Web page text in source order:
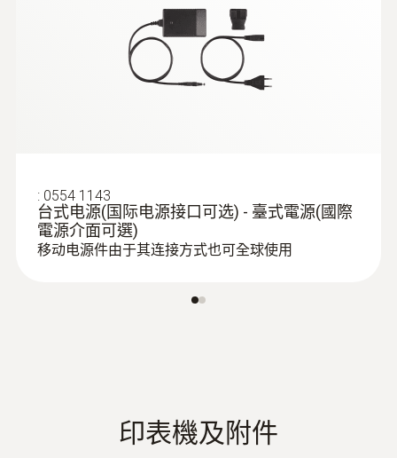
: 0554 1143
台式电源(国际电源接口可选) - 臺式電源(國際
電源介面可選)
移动电源件由于其连接方式也可全球使用
印表機及附件